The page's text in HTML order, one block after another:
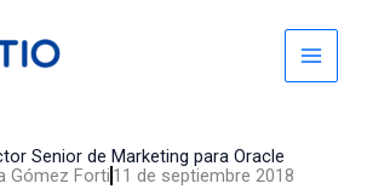
Senior de Marketing para Oracle
Gómez Forti 11 de septiembre 2018